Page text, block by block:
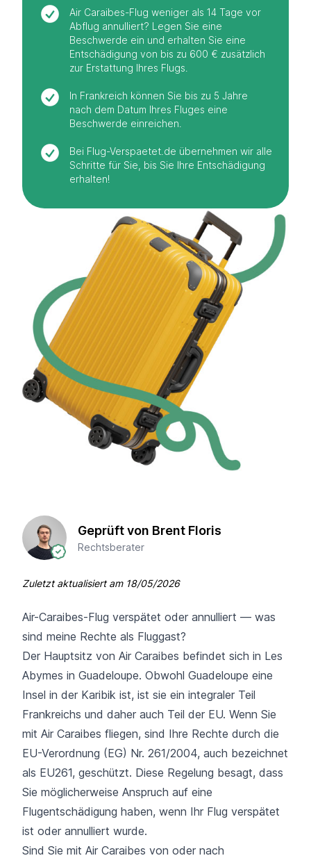
Air Caraibes-Flug weniger als 14 Tage vor
Abflug annulliert? Legen Sie eine
Beschwerde ein und erhalten Sie eine
Entschädigung von bis zu 600 € zusätzlich
zur Erstattung Ihres Flugs.
In Frankreich können Sie bis zu 5 Jahre
nach dem Datum Ihres Fluges eine
Beschwerde einreichen.
Bei Flug-Verspaetet.de übernehmen wir alle
Schritte für Sie, bis Sie Ihre Entschädigung
erhalten!
Geprüft von Brent Floris
Rechtsberater
Zuletzt aktualisiert am 18/05/2026
Air-Caraibes-Flug verspätet oder annulliert — was
sind meine Rechte als Fluggast?
Der Hauptsitz von Air Caraibes befindet sich in Les
Abymes in Guadeloupe. Obwohl Guadeloupe eine
Insel in der Karibik ist, ist sie ein integraler Teil
Frankreichs und daher auch Teil der EU. Wenn Sie
mit Air Caraibes fliegen, sind Ihre Rechte durch die
EU-Verordnung (EG) Nr. 261/2004, auch bezeichnet
als EU261, geschützt. Diese Regelung besagt, dass
Sie möglicherweise Anspruch auf eine
Flugentschädigung haben, wenn Ihr Flug verspätet
ist oder annulliert wurde.
Sind Sie mit Air Caraibes von oder nach